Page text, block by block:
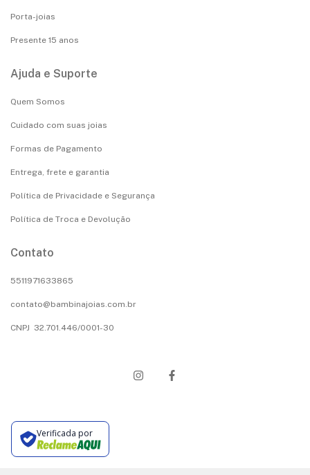
Porta-joias
Presente 15 anos
Ajuda e Suporte
Quem Somos
Cuidado com suas joias
Formas de Pagamento
Entrega, frete e garantia
Política de Privacidade e Segurança
Política de Troca e Devolução
Contato
5511971633865
contato@bambinajoias.com.br
CNPJ 32.701.446/0001-30
Verificada por